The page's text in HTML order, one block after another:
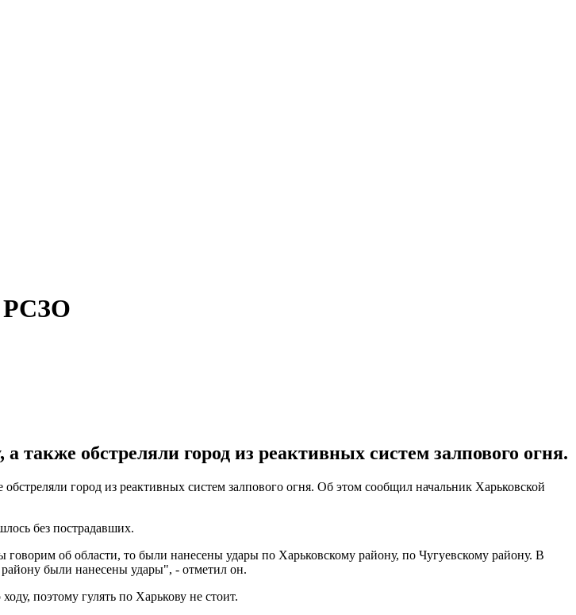
РСЗО
также обстреляли город из реактивных систем залпового огня.
город из реактивных систем залпового огня. Об этом сообщил начальник Харьковской
без пострадавших.
об области, то были нанесены удары по Харьковскому району, по Чугуевскому району. В
были нанесены удары", - отметил он.
поэтому гулять по Харькову не стоит.